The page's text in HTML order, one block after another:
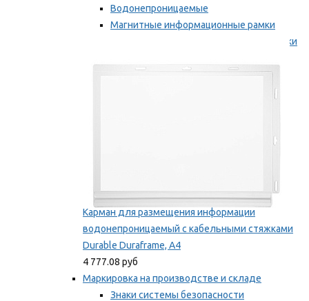
Водонепроницаемые
Магнитные информационные рамки
Самоклеящиеся информационные рамки
Карман для размещения информации
водонепроницаемый с кабельными стяжками
Durable Duraframe, А4
4 777.08 руб
Маркировка на производстве и складе
Знаки системы безопасности